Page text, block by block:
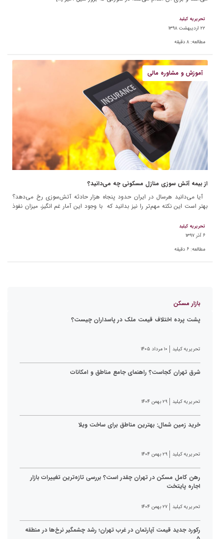
تحریریه کیلید
۲۲ اردیبهشت ۱۳۹۸
مطالعه: ۸ دقیقه
آموزش و مشاوره مالی
از بیمه آتش سوزی منازل مسکونی چه می‌دانید؟
آیا می‌دانید هرسال در ایران حدود پنجاه هزار حادثه آتش‌سوزی رخ می‌دهد؟
بهتر است این نکته مهم‌تر را نیز بدانید که با وجود این آمار غم انگیز، میزان نفوذ
تحریریه کیلید
۶ آذر ۱۳۹۷
مطالعه: ۶ دقیقه
بازار مسکن
پشت پرده اختلاف قیمت ملک در پاسداران چیست؟
تحریریه کیلید ۱۰ مرداد ۱۴۰۵
شرق تهران کجاست؟ راهنمای جامع مناطق و امکانات
تحریریه کیلید ۲۹ بهمن ۱۴۰۴
خرید زمین شمال: بهترین مناطق برای ساخت ویلا
تحریریه کیلید ۲۹ بهمن ۱۴۰۴
رهن کامل مسکن در تهران چقدر است؟ بررسی تازه‌ترین تغییرات بازار
اجاره پایتخت
تحریریه کیلید ۲۷ بهمن ۱۴۰۴
رکورد جدید قیمت آپارتمان در غرب تهران؛ رشد چشمگیر نرخ‌ها در منطقه